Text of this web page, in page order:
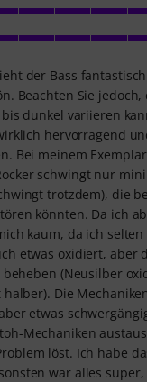
der Bass
Beachten Sie jedoch,
dunkel variieren
hervorragend
Bei meinem
schwingt nur
trotzdem), die
könnten. Da ich
kaum, da ich
etwas oxidiert, aber
(Neusilber
Die
etwas
Mechaniken
löst. Ich habe
war alles super,